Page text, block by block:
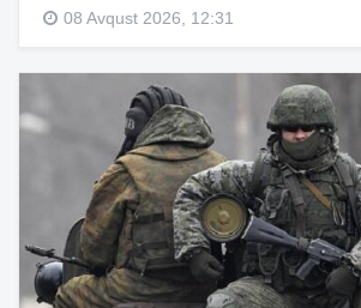
08 Avqust 2026, 12:31